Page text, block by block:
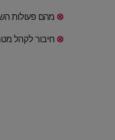
⊗ מהם פעולות
⊗ חיבור לקהל